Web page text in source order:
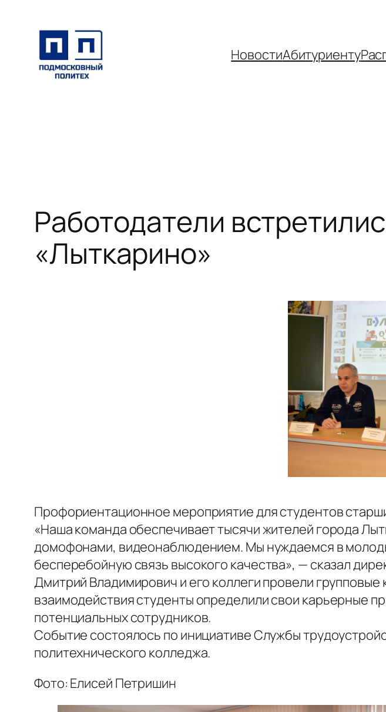
содержимому
НовостиАбитуриенту
Работодатели
«Лыткарино»
Профориентационное мероприятие для студентов
«Наша команда обеспечивает тысячи жителей города
домофонами, видеонаблюдением. Мы нуждаемся в
бесперебойную связь высокого качества», — сказал
Дмитрий Владимирович и его коллеги провели
взаимодействия студенты определили свои карьерные
потенциальных сотрудников.
Событие состоялось по инициативе Службы
политехнического колледжа.
Фото: Елисей Петришин